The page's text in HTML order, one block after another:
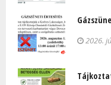
2026.